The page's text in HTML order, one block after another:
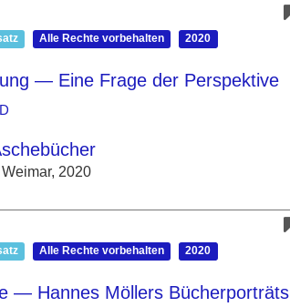
Alle Rechte vorbehalten 2020
— Eine Frage der Perspektive
2020
Alle Rechte vorbehalten 2020
— Hannes Möllers Bücherporträts